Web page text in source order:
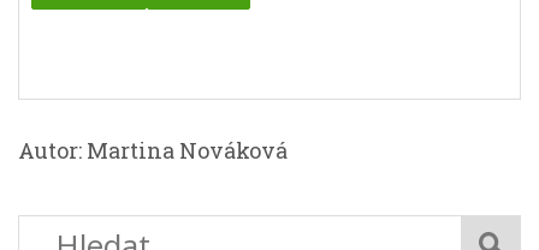
Autor: Martina Nováková